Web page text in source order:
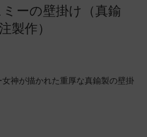
ーの壁掛け（真鍮
製作）
神が描かれた重厚な真鍮製の壁掛